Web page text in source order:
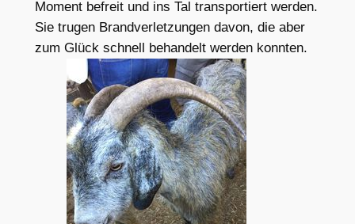
Moment befreit und ins Tal transportiert werden.
Sie trugen Brandverletzungen davon, die aber
zum Glück schnell behandelt werden konnten.